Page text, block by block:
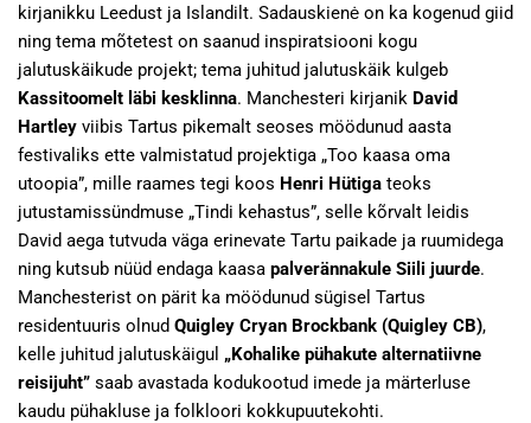
kirjanikku Leedust ja Islandilt. Sadauskienė on ka kogenud giid
ning tema mõtetest on saanud inspiratsiooni kogu
jalutuskäikude projekt; tema juhitud jalutuskäik kulgeb
Kassitoomelt läbi kesklinna. Manchesteri kirjanik David
Hartley viibis Tartus pikemalt seoses möödunud aasta
festivaliks ette valmistatud projektiga „Too kaasa oma
utoopia”, mille raames tegi koos Henri Hütiga teoks
jutustamissündmuse „Tindi kehastus”, selle kõrvalt leidis
David aega tutvuda väga erinevate Tartu paikade ja ruumidega
ning kutsub nüüd endaga kaasa palverännakule Siili juurde.
Manchesterist on pärit ka möödunud sügisel Tartus
residentuuris olnud Quigley Cryan Brockbank (Quigley CB),
kelle juhitud jalutuskäigul „Kohalike pühakute alternatiivne
reisijuht” saab avastada kodukootud imede ja märterluse
kaudu pühakluse ja folkloori kokkupuutekohti.